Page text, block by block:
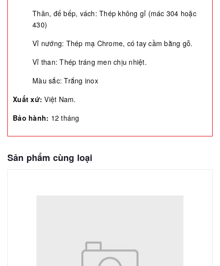
Thân, đế bếp, vách: Thép không gỉ (mác 304 hoặc
430)
Vỉ nướng: Thép mạ Chrome, có tay cầm bằng gỗ.
Vỉ than: Thép tráng men chịu nhiệt.
Màu sắc: Trắng inox
Xuất xứ: Việt Nam.
Bảo hành: 12 tháng
Sản phẩm cùng loại